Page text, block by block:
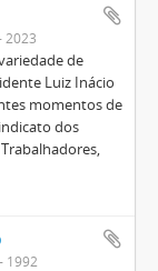
2023
de
Luiz Inácio
momentos de
dos
1992